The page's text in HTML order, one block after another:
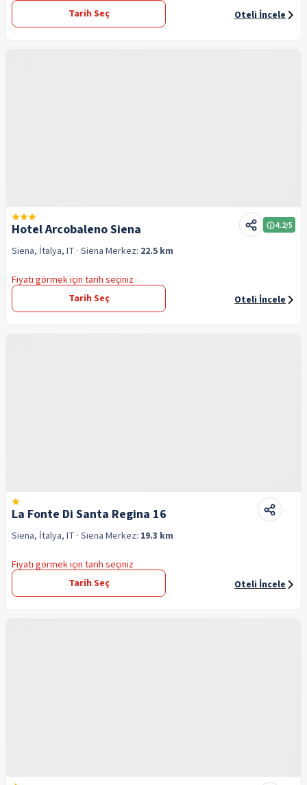
Tarih Seç
Oteli İncele
Hotel Arcobaleno Siena 4.2/5
Siena, İtalya, IT · Siena Merkez: 22.5 km
Fiyatı görmek için tarih seçiniz
Tarih Seç
Oteli İncele
La Fonte Di Santa Regina 16
Siena, İtalya, IT · Siena Merkez: 19.3 km
Fiyatı görmek için tarih seçiniz
Tarih Seç
Oteli İncele